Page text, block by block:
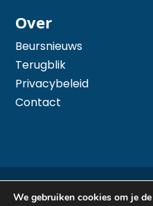
Over
Beursnieuws
Terugblik
Privacybeleid
Contact
We gebruiken cookies om je